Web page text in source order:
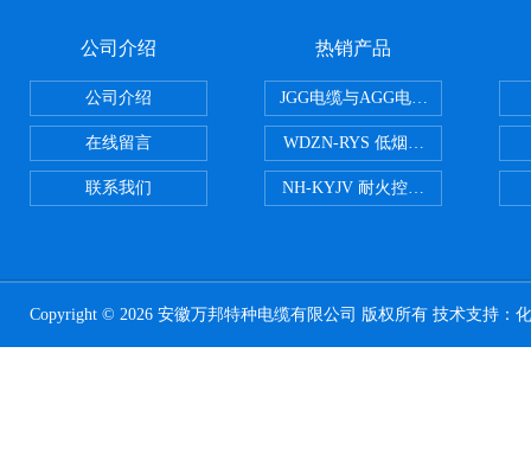
公司介绍
公司介绍
在线留言
联系我们
热销产品
JGG电缆与AGG电缆有什么区别
WDZN-RYS 低烟无卤耐火双绞线
NH-KYJV 耐火控制电缆
Copyright © 2026 安徽万邦特种电缆有限公司 版权所有 技术支持：